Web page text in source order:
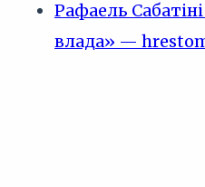
Рафаель
влада» —